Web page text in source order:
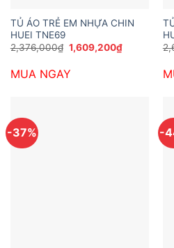
TỦ ÁO TRẺ EM NHỰA CHIN
HUEI TNE69
2,376,000₫ Giá
gốc
2,376,000₫.
1,609,200₫Giá
hiện
MUA NGAY
-37% -